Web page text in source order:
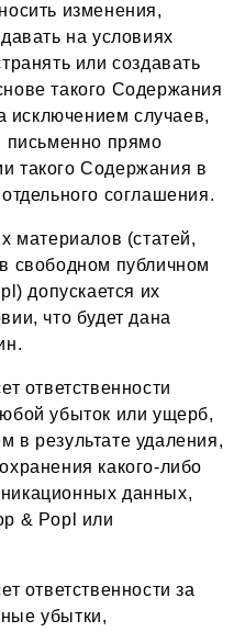
изменения,
на условиях
или создавать
такого Содержания
исключением случаев,
письменно прямо
такого Содержания в
соглашения.
материалов (статей,
свободном публичном
допускается их
что будет дана
ответственности
убыток или ущерб,
в результате удаления,
какого-либо
данных,
& Popl или
ответственности за
убытки,